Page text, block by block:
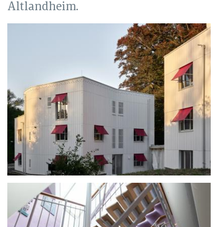
Altlandheim.